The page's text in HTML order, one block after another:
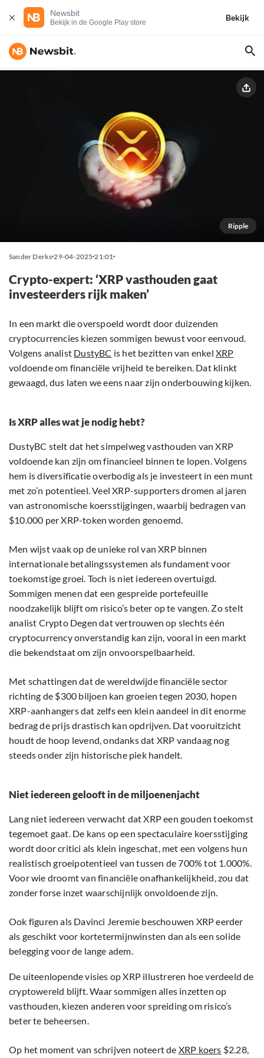
Newsbit
Bekijk in de Google Play store
Bekijk
Ripple
Sander Derks 29-04-2025 21:01
Crypto-expert: ‘XRP vasthouden gaat
investeerders rijk maken’
In een markt die overspoeld wordt door duizenden
cryptocurrencies kiezen sommigen bewust voor eenvoud.
Volgens analist DustyBC is het bezitten van enkelXRP
voldoende om financiële vrijheid te bereiken. Dat klinkt
gewaagd, dus laten we eens naar zijn onderbouwing kijken.
Is XRP alles wat je nodig hebt?
DustyBC stelt dat het simpelweg vasthouden van XRP
voldoende kan zijn om financieel binnen te lopen. Volgens
hem is diversificatie overbodig als je investeert in een munt
met zo’n potentieel. Veel XRP-supporters dromen al jaren
van astronomische koersstijgingen, waarbij bedragen van
$10.000 per XRP-token worden genoemd.
Men wijst vaak op de unieke rol van XRP binnen
internationale betalingssystemen als fundament voor
toekomstige groei. Toch is niet iedereen overtuigd.
Sommigen menen dat een gespreide portefeuille
noodzakelijk blijft om risico’s beter op te vangen. Zo stelt
analist Crypto Degen dat vertrouwen op slechts één
cryptocurrency onverstandig kan zijn, vooral in een markt
die bekendstaat om zijn onvoorspelbaarheid.
Met schattingen dat de wereldwijde financiële sector
richting de $300 biljoen kan groeien tegen 2030, hopen
XRP-aanhangers dat zelfs een klein aandeel in dit enorme
bedrag de prijs drastisch kan opdrijven. Dat vooruitzicht
houdt de hoop levend, ondanks dat XRP vandaag nog
steeds onder zijn historische piek handelt.
Niet iedereen gelooft in de miljoenenjacht
Lang niet iedereen verwacht dat XRP een gouden toekomst
tegemoet gaat. De kans op een spectaculaire koersstijging
wordt door critici als klein ingeschat, met een volgens hun
realistisch groeipotentieel van tussen de 700% tot 1.000%.
Voor wie droomt van financiële onafhankelijkheid, zou dat
zonder forse inzet waarschijnlijk onvoldoende zijn.
Ook figuren als Davinci Jeremie beschouwen XRP eerder
als geschikt voor kortetermijnwinsten dan als een solide
belegging voor de lange adem.
De uiteenlopende visies op XRP illustreren hoe verdeeld de
cryptowereld blijft. Waar sommigen alles inzetten op
vasthouden, kiezen anderen voor spreiding om risico’s
beter te beheersen.
Op het moment van schrijven noteert de XRP koers $2.28,